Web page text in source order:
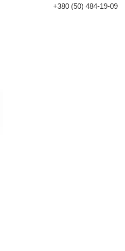
+380 (50) 484-19-09